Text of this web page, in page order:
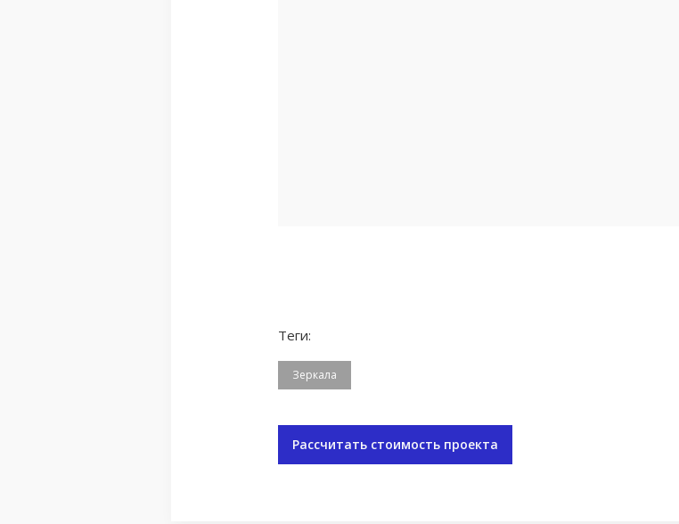
Теги:
Зеркала
Рассчитать стоимость проекта